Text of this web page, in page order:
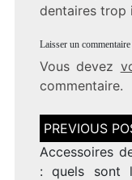
dentaires trop
Laisser un commentaire
Vous devez
commentaire.
Navigation
de
l’article
Accessoires
: quels sont